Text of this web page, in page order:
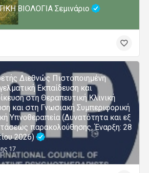
ΒΙΟΛΟΓΙΑ Σεμινάριο
Διεθνώς Πιστοποιημένη
Εκπαίδευση και
στη Θεραπευτική Κλινική
και στη Γνωσιακή Συμπεριφορική
Υπνοθεραπεία (Δυνατότητα και εξ
παρακολούθησης, Έναρξη: 28
2026)
17